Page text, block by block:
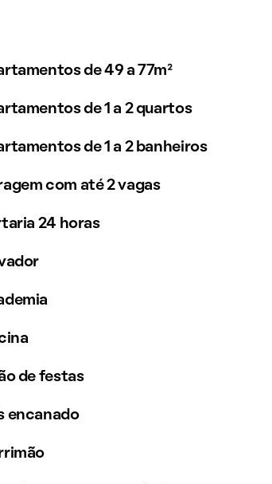
de 49 a 77m²
de 1 a 2 quartos
de 1 a 2 banheiros
com até 2 vagas
24 horas
de festas
encanado